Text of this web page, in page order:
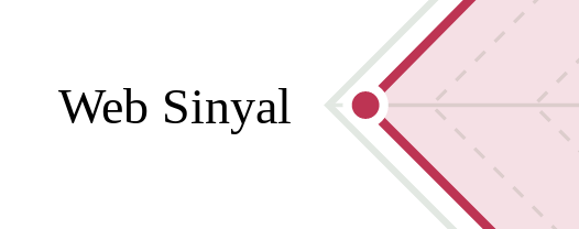
Web Sinyal